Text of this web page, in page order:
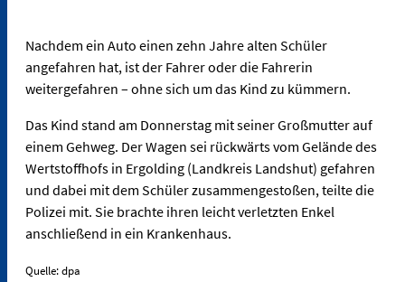
Nachdem ein Auto einen zehn Jahre alten Schüler
angefahren hat, ist der Fahrer oder die Fahrerin
weitergefahren – ohne sich um das Kind zu kümmern.
Das Kind stand am Donnerstag mit seiner Großmutter auf
einem Gehweg. Der Wagen sei rückwärts vom Gelände des
Wertstoffhofs in Ergolding (Landkreis Landshut) gefahren
und dabei mit dem Schüler zusammengestoßen, teilte die
Polizei mit. Sie brachte ihren leicht verletzten Enkel
anschließend in ein Krankenhaus.
Quelle: dpa